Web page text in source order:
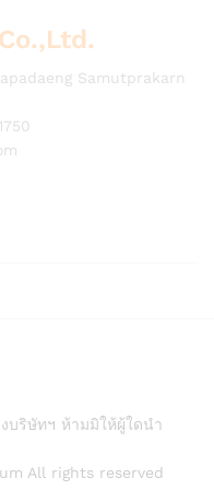
Samutprakarn
บริษัทฯ ห้ามมิให้ผู้ใดนำ
All rights reserved